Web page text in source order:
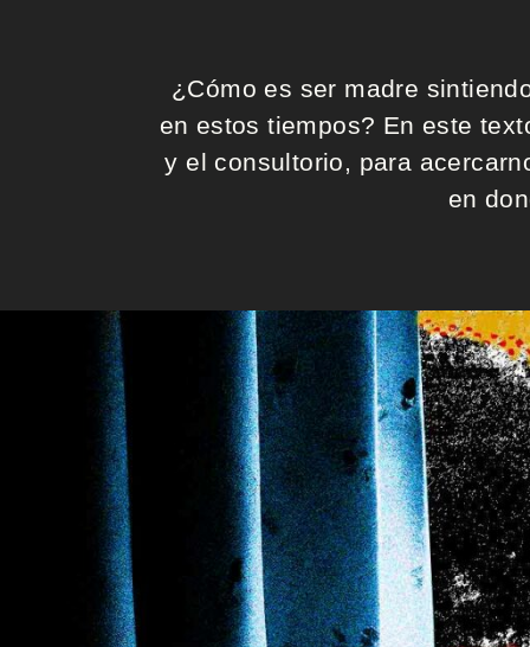
Q
n
e
s
s
o
m
o
s
¿Cómo es ser madre
en estos tiempos? En este
y el consultorio, para
en